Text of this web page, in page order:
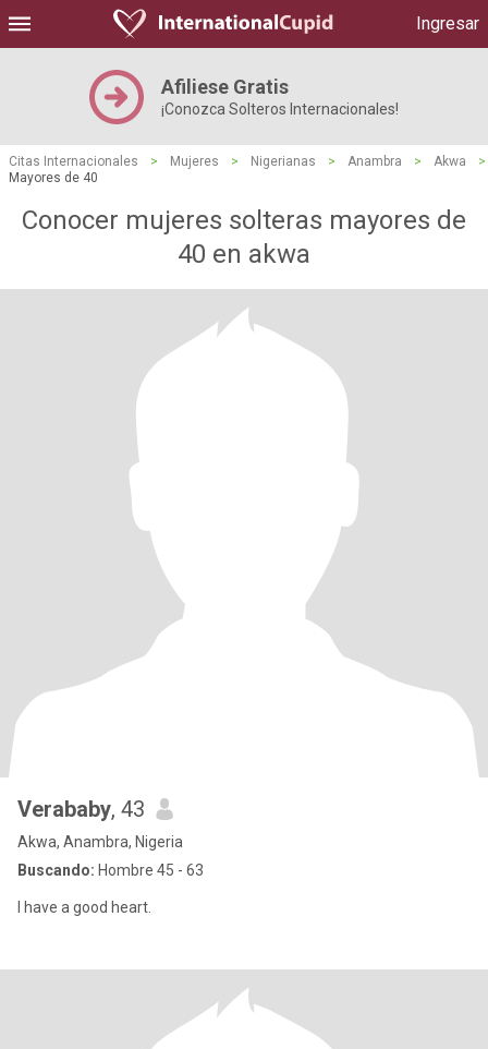
Ingresar
Afiliese Gratis
¡Conozca Solteros Internacionales!
Citas Internacionales > Mujeres > Nigerianas > Anambra > Akwa
>
Mayores de 40
Conocer mujeres solteras mayores de
40 en akwa
Verababy, 43
Akwa, Anambra, Nigeria
Buscando: Hombre 45 - 63
I have a good heart.